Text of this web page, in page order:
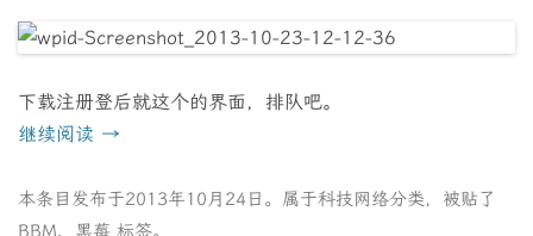
下载注册登后就这个的界面，排队吧。
继续阅读 →
本条目发布于2013年10月24日 。属于科技网络分类，被贴了
BBM、 黑莓 标签。